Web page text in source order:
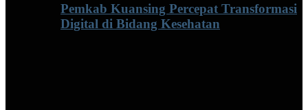
Pemkab Kuansing Percepat Transformasi
Digital di Bidang Kesehatan